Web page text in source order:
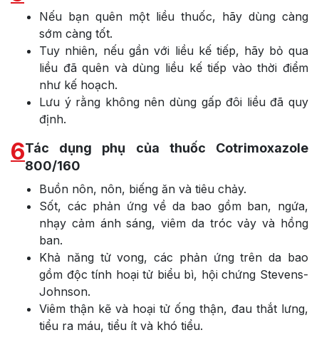
Nếu bạn quên một liều thuốc, hãy dùng càng
sớm càng tốt.
Tuy nhiên, nếu gần với liều kế tiếp, hãy bỏ qua
liều đã quên và dùng liều kế tiếp vào thời điểm
như kế hoạch.
Lưu ý rằng không nên dùng gấp đôi liều đã quy
định.
6Tác dụng phụ của thuốc Cotrimoxazole
800/160
Buồn nôn, nôn, biếng ăn và tiêu chảy.
Sốt, các phản ứng về da bao gồm ban, ngứa,
nhạy cảm ánh sáng, viêm da tróc vảy và hồng
ban.
Khả năng tử vong, các phản ứng trên da bao
gồm độc tính hoại tử biểu bì, hội chứng Stevens-
Johnson.
Viêm thận kẽ và hoại tử ống thận, đau thắt lưng,
tiểu ra máu, tiểu ít và khó tiểu.